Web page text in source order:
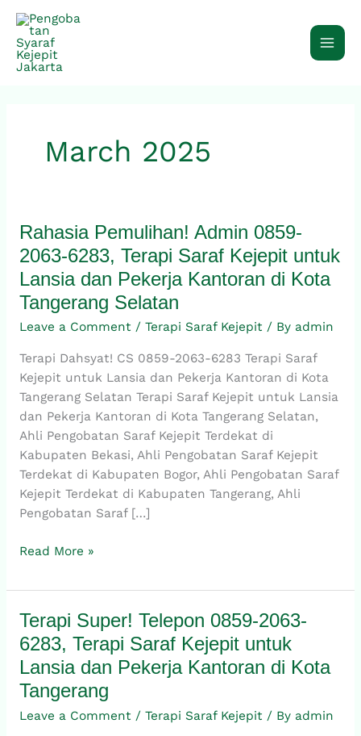
content
March 2025
Rahasia Pemulihan! Admin 0859-
2063-6283, Terapi Saraf Kejepit untuk
Lansia dan Pekerja Kantoran di Kota
Tangerang Selatan
Leave a Comment / Terapi Saraf Kejepit / By admin
Terapi Dahsyat! CS 0859-2063-6283 Terapi Saraf
Kejepit untuk Lansia dan Pekerja Kantoran di Kota
Tangerang Selatan Terapi Saraf Kejepit untuk Lansia
dan Pekerja Kantoran di Kota Tangerang Selatan,
Ahli Pengobatan Saraf Kejepit Terdekat di
Kabupaten Bekasi, Ahli Pengobatan Saraf Kejepit
Terdekat di Kabupaten Bogor, Ahli Pengobatan Saraf
Kejepit Terdekat di Kabupaten Tangerang, Ahli
Pengobatan Saraf […]
Rahasia
Pemulihan!
0859-
2063-
6283,
Saraf
Kejepit
untuk
Lansia
dan
Pekerja
Kantoran
di
Kota
Selatan
Read More »
Terapi Super! Telepon 0859-2063-
6283, Terapi Saraf Kejepit untuk
Lansia dan Pekerja Kantoran di Kota
Tangerang
Leave a Comment / Terapi Saraf Kejepit / By admin
Terapi
Super!
Telepon
0859-
2063-
6283,